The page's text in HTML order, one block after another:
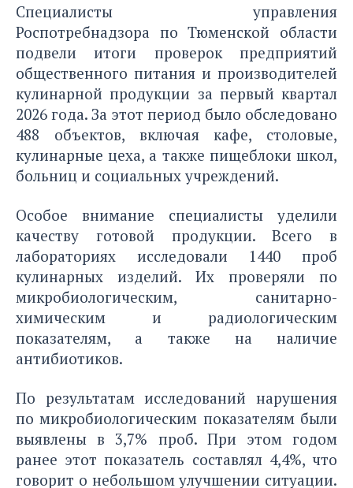
Специалисты управления
Роспотребнадзора по Тюменской области
подвели итоги проверок предприятий
общественного питания и производителей
кулинарной продукции за первый квартал
2026 года. За этот период было обследовано
488 объектов, включая кафе, столовые,
кулинарные цеха, а также пищеблоки школ,
больниц и социальных учреждений.
Особое внимание специалисты уделили
качеству готовой продукции. Всего в
лабораториях исследовали 1440 проб
кулинарных изделий. Их проверяли по
микробиологическим, санитарно-
химическим и радиологическим
показателям, а также на наличие
антибиотиков.
По результатам исследований нарушения
по микробиологическим показателям были
выявлены в 3,7% проб. При этом годом
ранее этот показатель составлял 4,4%, что
говорит о небольшом улучшении ситуации.